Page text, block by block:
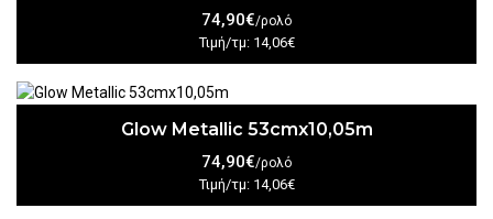
74,90€/ρολό
Τιμή/τμ: 14,06€
Glow Metallic 53cmx10,05m
74,90€/ρολό
Τιμή/τμ: 14,06€